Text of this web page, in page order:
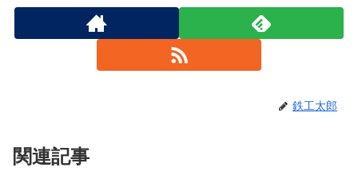
鉄工太郎
関連記事